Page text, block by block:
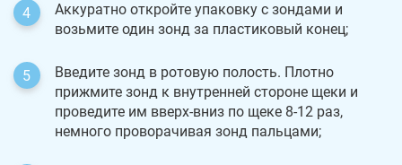
Аккуратно откройте упаковку с зондами и
возьмите один зонд за пластиковый конец;
Введите зонд в ротовую полость. Плотно
прижмите зонд к внутренней стороне щеки и
проведите им вверх-вниз по щеке 8-12 раз,
немного проворачивая зонд пальцами;